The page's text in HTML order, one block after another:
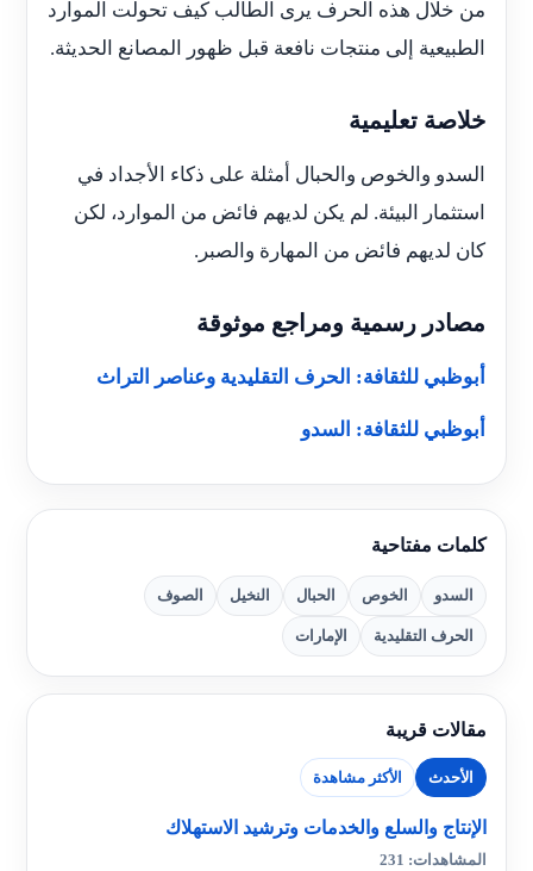
من خلال هذه الحرف يرى الطالب كيف تحولت الموارد
الطبيعية إلى منتجات نافعة قبل ظهور المصانع الحديثة.
خلاصة تعليمية
السدو والخوص والحبال أمثلة على ذكاء الأجداد في
استثمار البيئة. لم يكن لديهم فائض من الموارد، لكن
كان لديهم فائض من المهارة والصبر.
مصادر رسمية ومراجع موثوقة
أبوظبي للثقافة: الحرف التقليدية وعناصر التراث
أبوظبي للثقافة: السدو
كلمات مفتاحية
السدو الخوص الحبال النخيل الصوف
الحرف التقليدية الإمارات
مقالات قريبة
الأحدث الأكثر مشاهدة
الإنتاج والسلع والخدمات وترشيد الاستهلاك
المشاهدات: 231